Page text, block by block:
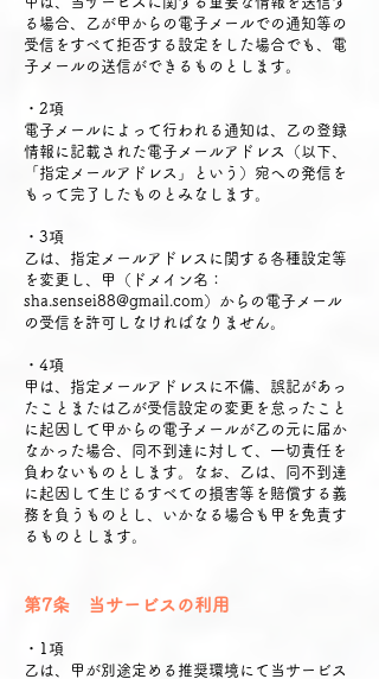
る場合、乙が甲からの電子メールでの通知等の
受信をすべて拒否する設定をした場合でも、電
子メールの送信ができるものとします。
・2項
電子メールによって行われる通知は、乙の登録
情報に記載された電子メールアドレス（以下、
「指定メールアドレス」という）宛への発信を
もって完了したものとみなします。
・3項
乙は、指定メールアドレスに関する各種設定等
を変更し、甲（ドメイン名：
sha.sensei88@gmail.com）からの電子メール
の受信を許可しなければなりません。
・4項
甲は、指定メールアドレスに不備、誤記があっ
たことまたは乙が受信設定の変更を怠ったこと
に起因して甲からの電子メールが乙の元に届か
なかった場合、同不到達に対して、一切責任を
負わないものとします。なお、乙は、同不到達
に起因して生じるすべての損害等を賠償する義
務を負うものとし、いかなる場合も甲を免責す
るものとします。
第7条 当サービスの利用
・1項
乙は、甲が別途定める推奨環境にて当サービス